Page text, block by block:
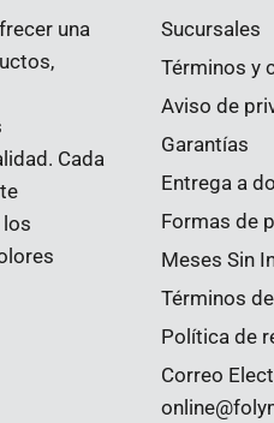
una
Cada
Sucursales
Términos y
Aviso de
Garantías
Entrega a
Formas de
Meses Sin
Términos
Política de
Correo